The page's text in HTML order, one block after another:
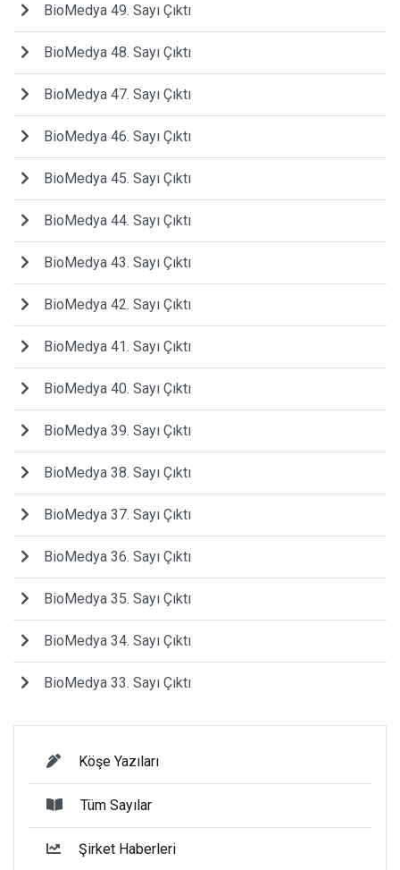
BioMedya 49. Sayı Çıktı
BioMedya 48. Sayı Çıktı
BioMedya 47. Sayı Çıktı
BioMedya 46. Sayı Çıktı
BioMedya 45. Sayı Çıktı
BioMedya 44. Sayı Çıktı
BioMedya 43. Sayı Çıktı
BioMedya 42. Sayı Çıktı
BioMedya 41. Sayı Çıktı
BioMedya 40. Sayı Çıktı
BioMedya 39. Sayı Çıktı
BioMedya 38. Sayı Çıktı
BioMedya 37. Sayı Çıktı
BioMedya 36. Sayı Çıktı
BioMedya 35. Sayı Çıktı
BioMedya 34. Sayı Çıktı
BioMedya 33. Sayı Çıktı
Köşe Yazıları
Tüm Sayılar
Şirket Haberleri